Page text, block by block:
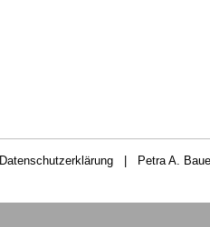
Datenschutzerklärung Petra A.